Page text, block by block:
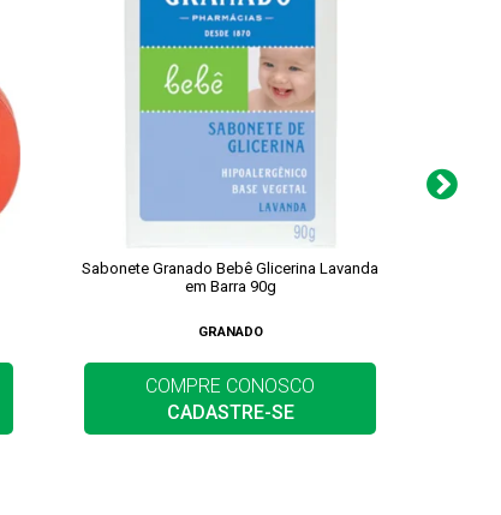
Sabonete Granado Bebê Glicerina Lavanda
em Barra 90g
GRANADO
COMPRE CONOSCO
CADASTRE-SE